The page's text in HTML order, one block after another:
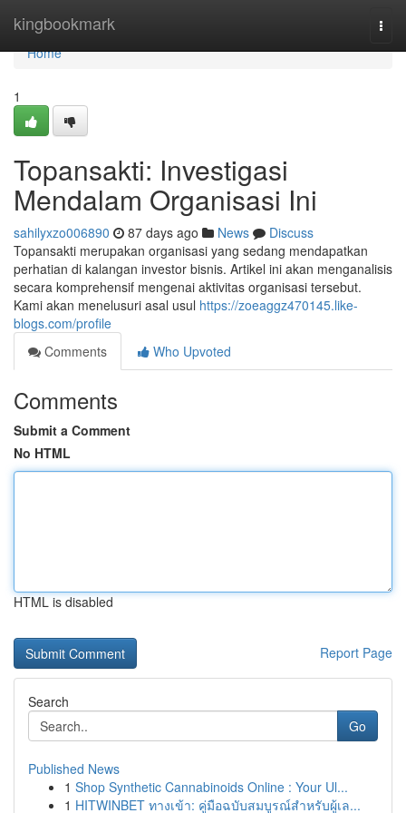
kingbookmark
Home
Home
1
Topansakti: Investigasi
Mendalam Organisasi Ini
sahilyxzo006890 87 days ago News
Discuss
Topansakti merupakan organisasi yang sedang mendapatkan
perhatian di kalangan investor bisnis. Artikel ini akan menganalisis
secara komprehensif mengenai aktivitas organisasi tersebut.
Kami akan menelusuri asal usul https://zoeaggz470145.like-
blogs.com/profile
Comments
Who Upvoted
Comments
Submit a Comment
No HTML
HTML is disabled
Report Page
Search
Go
Published News
1 Shop Synthetic Cannabinoids Online : Your Ul...
1 HITWINBET ทางเข้า: คู่มือฉบับสมบูรณ์สำหรับผู้เล...